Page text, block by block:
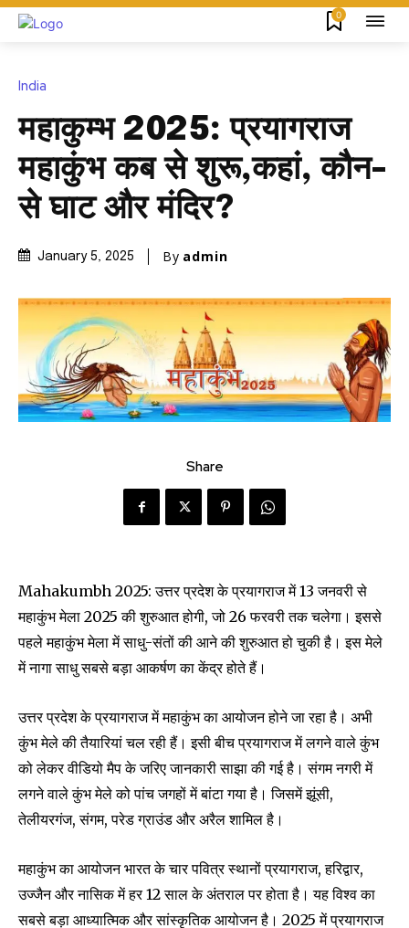
0
India
महाकुम्भ 2025: प्रयागराज
महाकुंभ कब से शुरू,कहां, कौन-
से घाट और मंदिर?
January 5, 2025 By admin
Share
Mahakumbh 2025: उत्तर प्रदेश के प्रयागराज में 13 जनवरी से
महाकुंभ मेला 2025 की शुरुआत होगी, जो 26 फरवरी तक चलेगा। इससे
पहले महाकुंभ मेला में साधु-संतों की आने की शुरुआत हो चुकी है। इस मेले
में नागा साधु सबसे बड़ा आकर्षण का केंद्र होते हैं।
उत्तर प्रदेश के प्रयागराज में महाकुंभ का आयोजन होने जा रहा है। अभी
कुंभ मेले की तैयारियां चल रही हैं। इसी बीच प्रयागराज में लगने वाले कुंभ
को लेकर वीडियो मैप के जरिए जानकारी साझा की गई है। संगम नगरी में
लगने वाले कुंभ मेले को पांच जगहों में बांटा गया है। जिसमें झूंसी,
तेलीयरगंज, संगम, परेड ग्राउंड और अरैल शामिल है।
महाकुंभ का आयोजन भारत के चार पवित्र स्थानों प्रयागराज, हरिद्वार,
उज्जैन और नासिक में हर 12 साल के अंतराल पर होता है। यह विश्व का
सबसे बड़ा आध्यात्मिक और सांस्कृतिक आयोजन है। 2025 में प्रयागराज